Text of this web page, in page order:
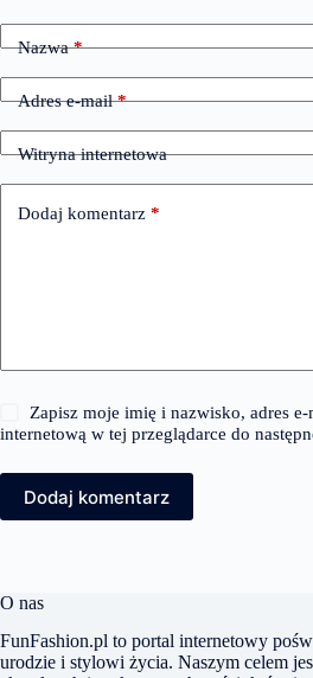
Nazwa*
Adres e-mail*
Witryna internetowa
Dodaj komentarz *
Zapisz moje imię i nazwisko, adres
internetową w tej przeglądarce do
Dodaj komentarz
O nas
FunFashion.pl to portal internetowy
urodzie i stylowi życia. Naszym celem